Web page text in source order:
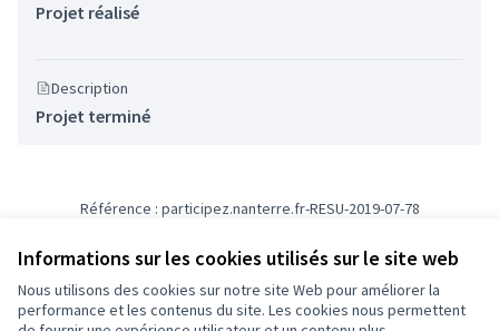
Informations sur les cookies utilisés sur le site web
Nous utilisons des cookies sur notre site Web pour améliorer la
performance et les contenus du site. Les cookies nous permettent
Projet réalisé
Description
Projet terminé
Référence : participez.nanterre.fr-RESU-2019-07-78
Conditions d'utilisation
Paramètres des cookies